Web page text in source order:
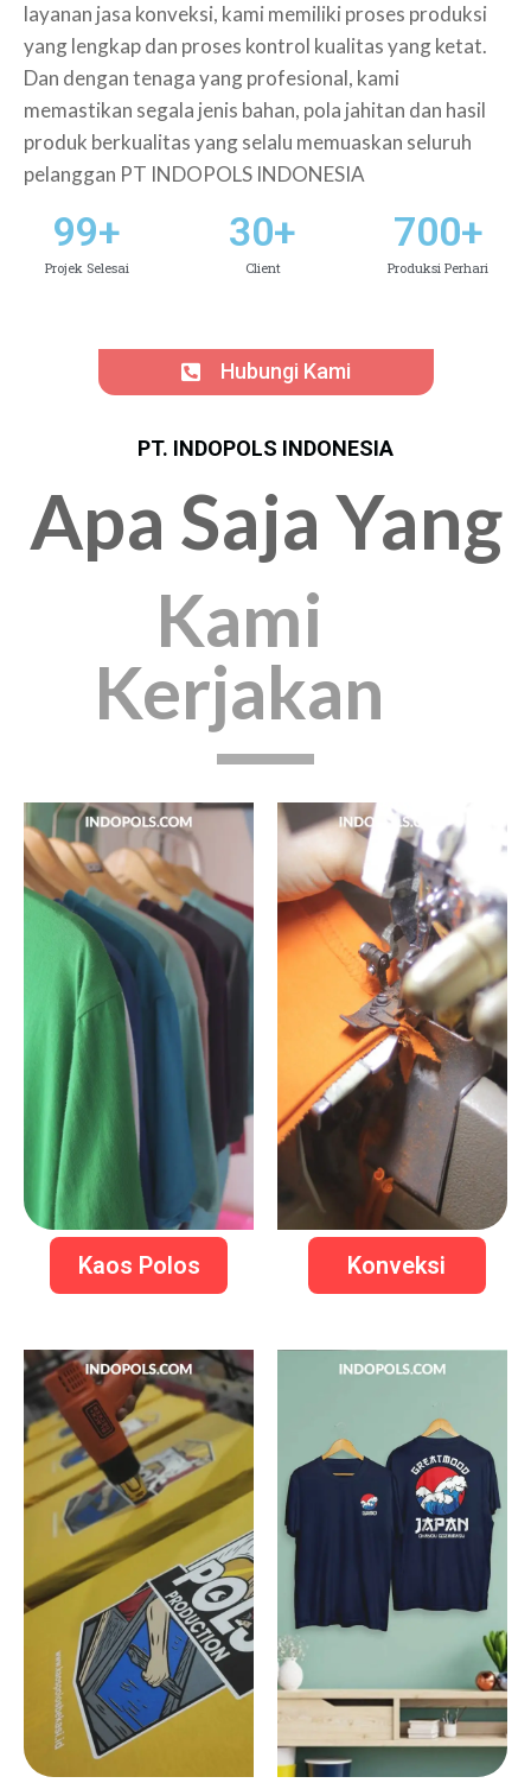
layanan jasa konveksi, kami memiliki proses produksi
yang lengkap dan proses kontrol kualitas yang ketat.
Dan dengan tenaga yang profesional, kami
memastikan segala jenis bahan, pola jahitan dan hasil
produk berkualitas yang selalu memuaskan seluruh
pelanggan PT INDOPOLS INDONESIA
Hubungi Kami
99+
Projek Selesai
30+
Client
700+
Produksi Perhari
PT. INDOPOLS INDONESIA
Apa Saja Yang
Kami
Kerjakan
Kaos Polos Konveksi